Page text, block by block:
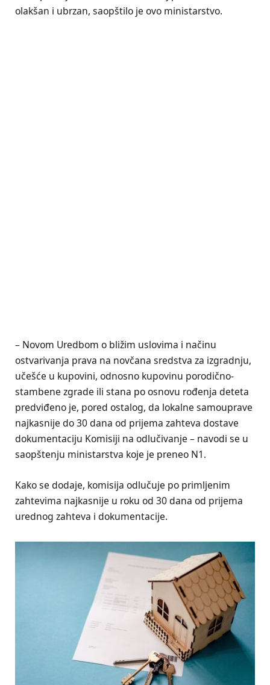
olakšan i ubrzan, saopštilo je ovo ministarstvo.
– Novom Uredbom o bližim uslovima i načinu
ostvarivanja prava na novčana sredstva za izgradnju,
učešće u kupovini, odnosno kupovinu porodično-
stambene zgrade ili stana po osnovu rođenja deteta
predviđeno je, pored ostalog, da lokalne samouprave
najkasnije do 30 dana od prijema zahteva dostave
dokumentaciju Komisiji na odlučivanje – navodi se u
saopštenju ministarstva koje je preneo N1.
Kako se dodaje, komisija odlučuje po primljenim
zahtevima najkasnije u roku od 30 dana od prijema
urednog zahteva i dokumentacije.